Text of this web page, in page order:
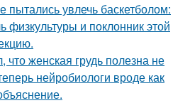
увлечь баскетболом:
физкультуры и поклонник этой
что женская грудь полезна не
нейробиологи вроде как